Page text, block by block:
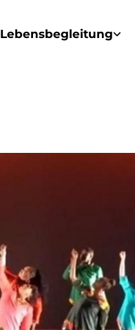
Lebensbegleitung